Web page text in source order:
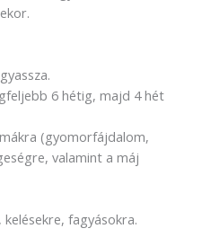
6 hétig, majd 4 hét
(gyomorfájdalom,
valamint a máj
fagyásokra.